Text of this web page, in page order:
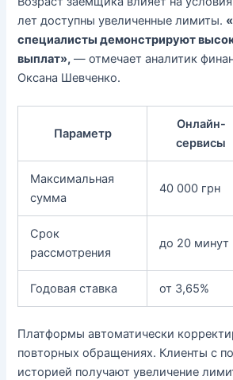
лет доступны увеличенные лимиты.
специалисты демонстрируют
выплат», — отмечает аналитик
Оксана Шевченко.
Параметр
Онлайн-
сервисы
Максимальная
сумма
40 000 грн
Срок
рассмотрения
до 20 минут
Годовая ставка от 3,65%
Платформы автоматически
повторных обращениях. Клиенты с
историей получают увеличение